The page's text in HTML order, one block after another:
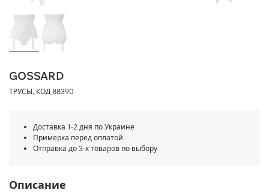
GOSSARD
ТРУСЫ, КОД 88390
Доставка 1-2 дня по Украине
Примерка перед оплатой
Отправка до 3-х товаров по выбору
Описание